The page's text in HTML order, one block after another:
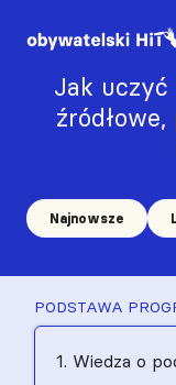
Jak
Najnowsze
PODSTAWA
1. Wiedza o